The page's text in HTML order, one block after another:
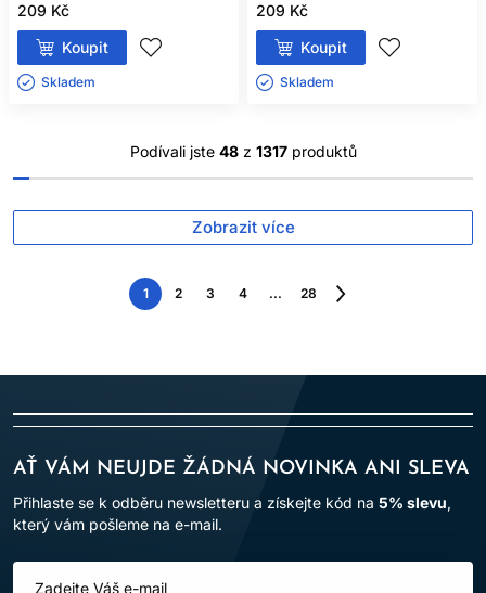
209 Kč
Koupit
Skladem ㅤ
209 Kč
Koupit
Skladem ㅤ
Podívali jste 48z 1317produktů
Zobrazit více
1 2 3 4 ... 28
Následující
AŤ VÁM NEUJDE ŽÁDNÁ NOVINKA ANI SLEVA
Přihlaste se k odběru newsletteru a získejte kód na 5% slevu,
který vám pošleme na e-mail.